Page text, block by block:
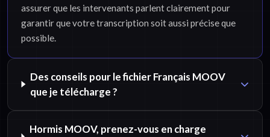
assurer que les intervenants parlent clairement pour
garantir que votre transcription soit aussi précise que
possible.
Des conseils pour le fichier Français MOOV
que je télécharge ?
Hormis MOOV, prenez-vous en charge